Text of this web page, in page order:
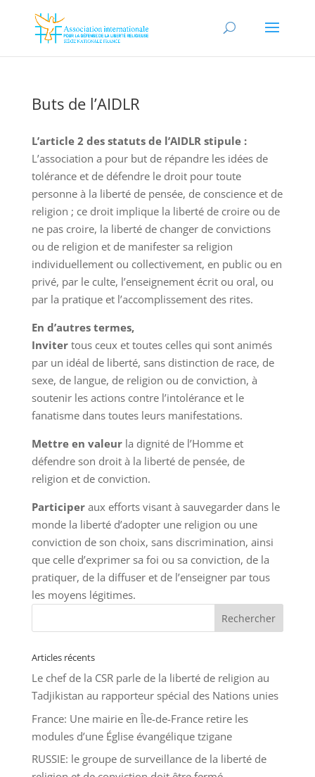
Buts de l’AIDLR
L’article 2 des statuts de l’AIDLR stipule :
L’association a pour but de répandre les idées de
tolérance et de défendre le droit pour toute
personne à la liberté de pensée, de conscience et de
religion ; ce droit implique la liberté de croire ou de
ne pas croire, la liberté de changer de convictions
ou de religion et de manifester sa religion
individuellement ou collectivement, en public ou en
privé, par le culte, l’enseignement écrit ou oral, ou
par la pratique et l’accomplissement des rites.
En d’autres termes,
Invitertous ceux et toutes celles qui sont animés
par un idéal de liberté, sans distinction de race, de
sexe, de langue, de religion ou de conviction, à
soutenir les actions contre l’intolérance et le
fanatisme dans toutes leurs manifestations.
Mettre en valeurla dignité de l’Homme et
défendre son droit à la liberté de pensée, de
religion et de conviction.
Participeraux efforts visant à sauvegarder dans le
monde la liberté d’adopter une religion ou une
conviction de son choix, sans discrimination, ainsi
que celle d’exprimer sa foi ou sa conviction, de la
pratiquer, de la diffuser et de l’enseigner par tous
les moyens légitimes.
Articles récents
Le chef de la CSR parle de la liberté de religion au
Tadjikistan au rapporteur spécial des Nations unies
France: Une mairie en Île-de-France retire les
modules d’une Église évangélique tzigane
RUSSIE: le groupe de surveillance de la liberté de